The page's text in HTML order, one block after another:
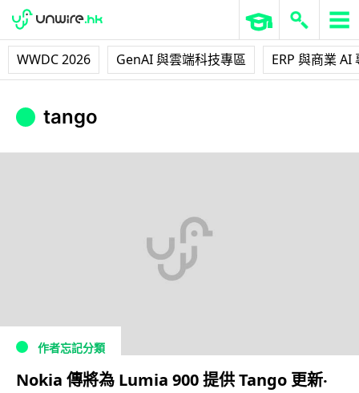
WWDC 2026 GenAI 與雲端科技專區 ERP 與商業 AI
tango
作者忘記分類
Nokia 傳將為 Lumia 900 提供 Tango 更新‧